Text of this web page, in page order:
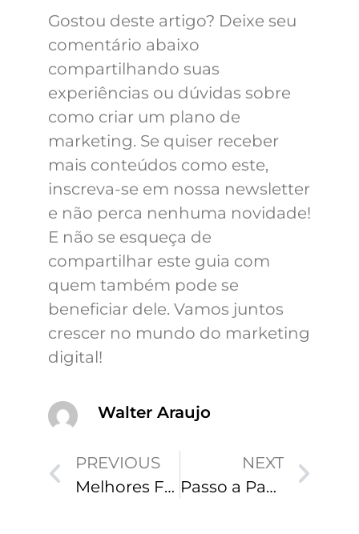
Gostou deste artigo? Deixe seu
comentário abaixo
compartilhando suas
experiências ou dúvidas sobre
como criar um plano de
marketing. Se quiser receber
mais conteúdos como este,
inscreva-se em nossa newsletter
e não perca nenhuma novidade!
E não se esqueça de
compartilhar este guia com
quem também pode se
beneficiar dele. Vamos juntos
crescer no mundo do marketing
digital!
Walter Araujo
PREVIOUS
Melhores Formas de Engajar Clientes Online em 2025
NEXT
Passo a Passo para Vender Mais no Instagram: Guia Completo